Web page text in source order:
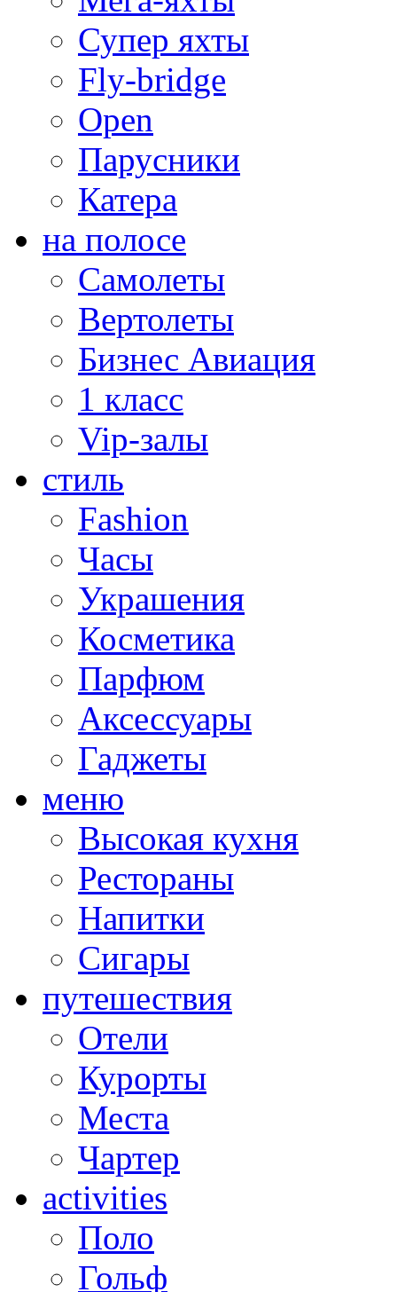
Супер яхты
Fly-bridge
Open
Парусники
Катера
на полосе
Самолеты
Вертолеты
Бизнес Авиация
1 класс
Vip-залы
стиль
Fashion
Часы
Украшения
Косметика
Парфюм
Аксессуары
Гаджеты
меню
Высокая кухня
Рестораны
Напитки
Сигары
путешествия
Отели
Курорты
Места
Чартер
activities
Поло
Гольф